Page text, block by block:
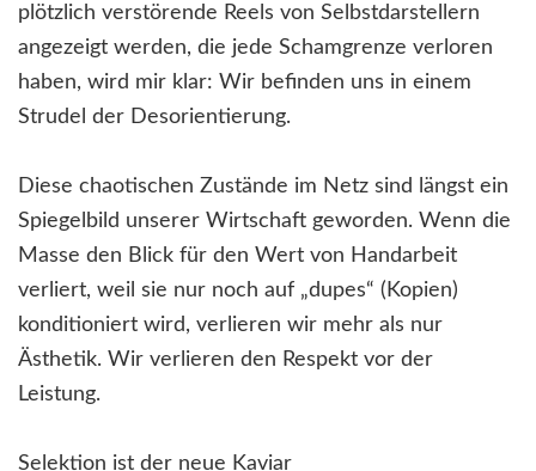
plötzlich verstörende Reels von Selbstdarstellern
angezeigt werden, die jede Schamgrenze verloren
haben, wird mir klar: Wir befinden uns in einem
Strudel der Desorientierung.
Diese chaotischen Zustände im Netz sind längst ein
Spiegelbild unserer Wirtschaft geworden. Wenn die
Masse den Blick für den Wert von Handarbeit
verliert, weil sie nur noch auf „dupes“ (Kopien)
konditioniert wird, verlieren wir mehr als nur
Ästhetik. Wir verlieren den Respekt vor der
Leistung.
Selektion ist der neue Kaviar